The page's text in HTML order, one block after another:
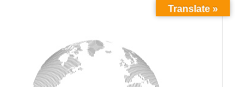
Translate »